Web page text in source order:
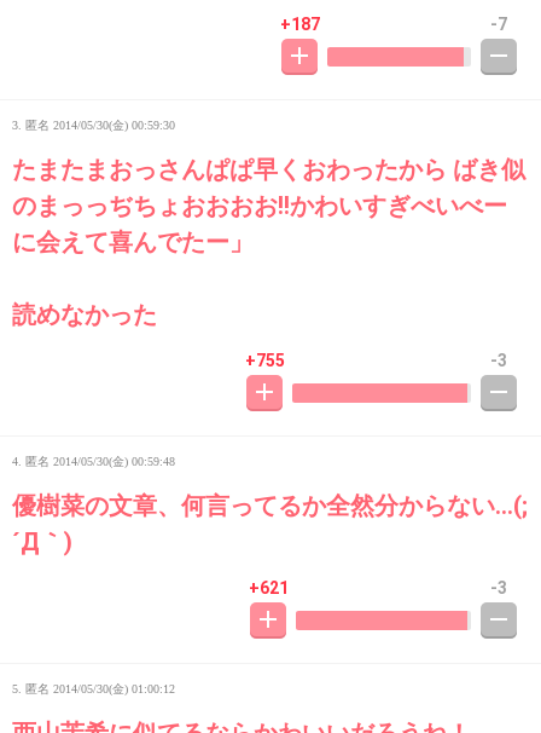
+187 -7
3. 匿名 2014/05/30(金) 00:59:30
たまたまおっさんぱぱ早くおわったから ばき似
のまっっぢちょおおおお!!かわいすぎべいべー
に会えて喜んでたー」
読めなかった
+755 -3
4. 匿名 2014/05/30(金) 00:59:48
優樹菜の文章、何言ってるか全然分からない…(;
´Д｀)
+621 -3
5. 匿名 2014/05/30(金) 01:00:12